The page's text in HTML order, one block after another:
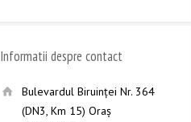
Informatii despre contact
Bulevardul Biruinţei Nr. 364
(DN3, Km 15) Oraş